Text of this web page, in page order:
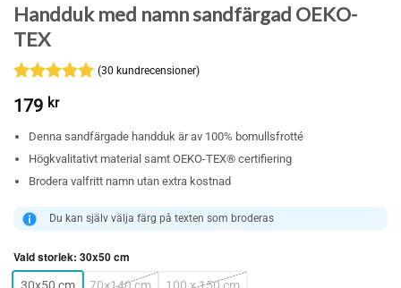
Handduk med namn sandfärgad OEKO-
TEX
Betygsatt
4.9av 5
kundrecensioner
(30 kundrecensioner)
179 kr
Denna sandfärgade handduk är av 100% bomullsfrotté
Högkvalitativt material samt OEKO-TEX® certifiering
Brodera valfritt namn utan extra kostnad
Du kan själv välja färg på texten som broderas
Vald storlek: 30x50 cm